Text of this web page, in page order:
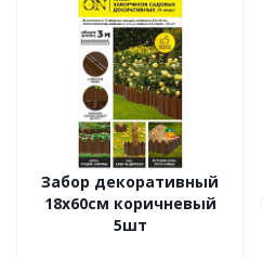
Забор декоративный
18x60см коричневый
5шт